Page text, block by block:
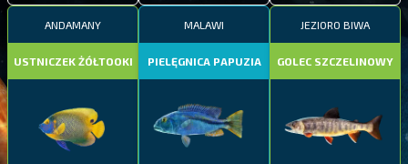
ANDAMANY
USTNICZEK ŻÓŁTOOKI
MALAWI
PIELĘGNICA PAPUZIA
JEZIORO BIWA
GOLEC SZCZELINOWY